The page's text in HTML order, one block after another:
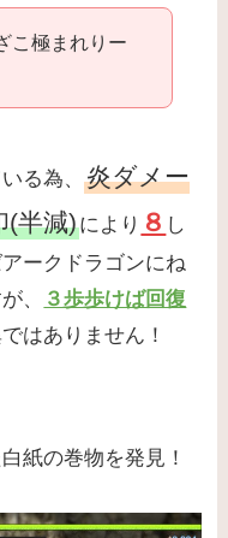
こ極まれりー
る為、炎ダメー
(半減)により ８ し
ークドラゴンにね
、
３歩歩けば回復
はありません！
紙の巻物を発見！